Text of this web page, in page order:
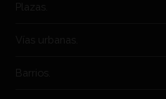
Plazas.
Vías urbanas.
Barrios.